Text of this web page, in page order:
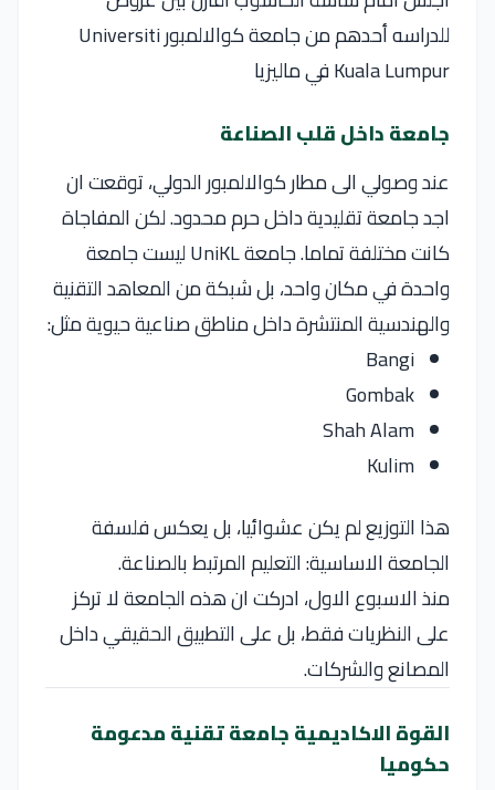
للدراسه أحدهم من جامعة كوالالمبور Universiti
Kuala Lumpur في ماليزيا
جامعة داخل قلب الصناعة
عند وصولي الى مطار كوالالمبور الدولي، توقعت ان
اجد جامعة تقليدية داخل حرم محدود. لكن المفاجاة
كانت مختلفة تماما. جامعة UniKL ليست جامعة
واحدة في مكان واحد، بل شبكة من المعاهد التقنية
والهندسية المنتشرة داخل مناطق صناعية حيوية مثل:
Bangi
Gombak
Shah Alam
Kulim
هذا التوزيع لم يكن عشوائيا، بل يعكس فلسفة
الجامعة الاساسية: التعليم المرتبط بالصناعة.
منذ الاسبوع الاول، ادركت ان هذه الجامعة لا تركز
على النظريات فقط، بل على التطبيق الحقيقي داخل
المصانع والشركات.
القوة الاكاديمية جامعة تقنية مدعومة
حكوميا